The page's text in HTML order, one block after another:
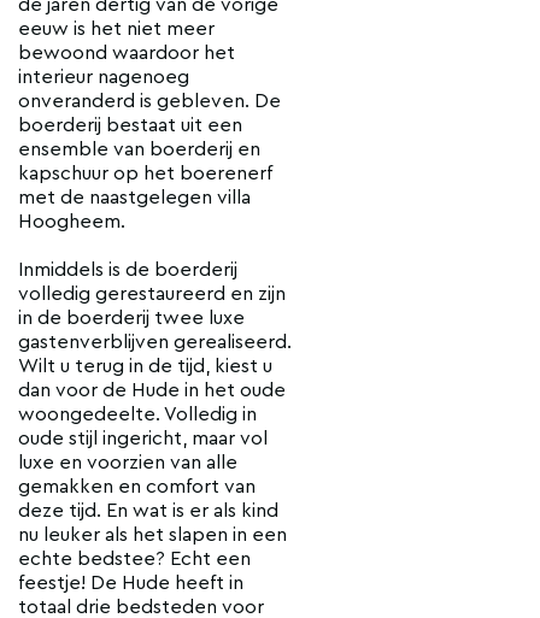
de jaren dertig van de vorige
eeuw is het niet meer
bewoond waardoor het
interieur nagenoeg
onveranderd is gebleven. De
boerderij bestaat uit een
ensemble van boerderij en
kapschuur op het boerenerf
met de naastgelegen villa
Hoogheem.
Inmiddels is de boerderij
volledig gerestaureerd en zijn
in de boerderij twee luxe
gastenverblijven gerealiseerd.
Wilt u terug in de tijd, kiest u
dan voor de Hude in het oude
woongedeelte. Volledig in
oude stijl ingericht, maar vol
luxe en voorzien van alle
gemakken en comfort van
deze tijd. En wat is er als kind
nu leuker als het slapen in een
echte bedstee? Echt een
feestje! De Hude heeft in
totaal drie bedsteden voor